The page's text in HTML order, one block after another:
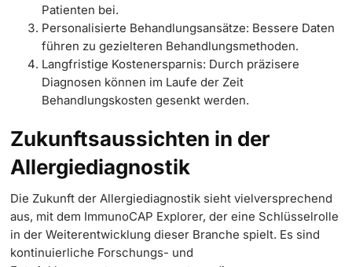
Patienten bei.
Personalisierte Behandlungsansätze: Bessere Daten
führen zu gezielteren Behandlungsmethoden.
Langfristige Kostenersparnis: Durch präzisere
Diagnosen können im Laufe der Zeit
Behandlungskosten gesenkt werden.
Zukunftsaussichten in der
Allergiediagnostik
Die Zukunft der Allergiediagnostik sieht vielversprechend
aus, mit dem ImmunoCAP Explorer, der eine Schlüsselrolle
in der Weiterentwicklung dieser Branche spielt. Es sind
kontinuierliche Forschungs- und